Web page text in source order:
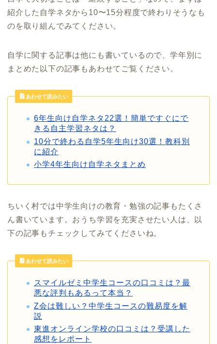
紹介した自学ネタから10〜15分程度で終わりそうなも
のを取り組んでみてください。
自学に関する記事は他にも書いているので、学年別に
まとめた以下の記事もあわせてご覧ください。
あわせて読みたい
6年生向け自学ネタ22選！簡単ですぐにで
きる自主学習ネタは？
10分で終わる自学5年生向け30選！教科別
に紹介
小学4年生向け自学ネタまとめ
ちいく村では中学生向けの教育・勉強の記事もたくさ
ん書いています。おうち学習を充実させたい人は、以
下の記事もチェックしてみてくださいね。
あわせて読みたい
スマイルゼミ中学生コースの口コミは？最
悪な評判もあるって本当？
Z会は難しい？中学生コースの難易度を解
説
東進オンライン学校の口コミは？受講した
感想をレポート